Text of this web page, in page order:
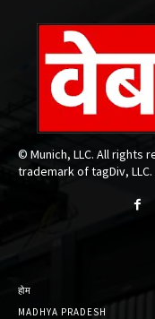
© Munich, LLC. All rights
trademark of tagDiv, LLC.
होम
MADHYA PRADESH